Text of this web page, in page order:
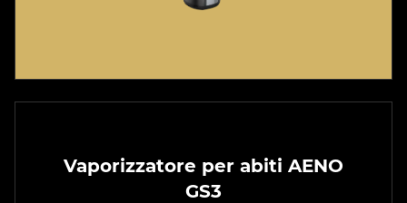
Vaporizzatore per abiti AENO
GS3